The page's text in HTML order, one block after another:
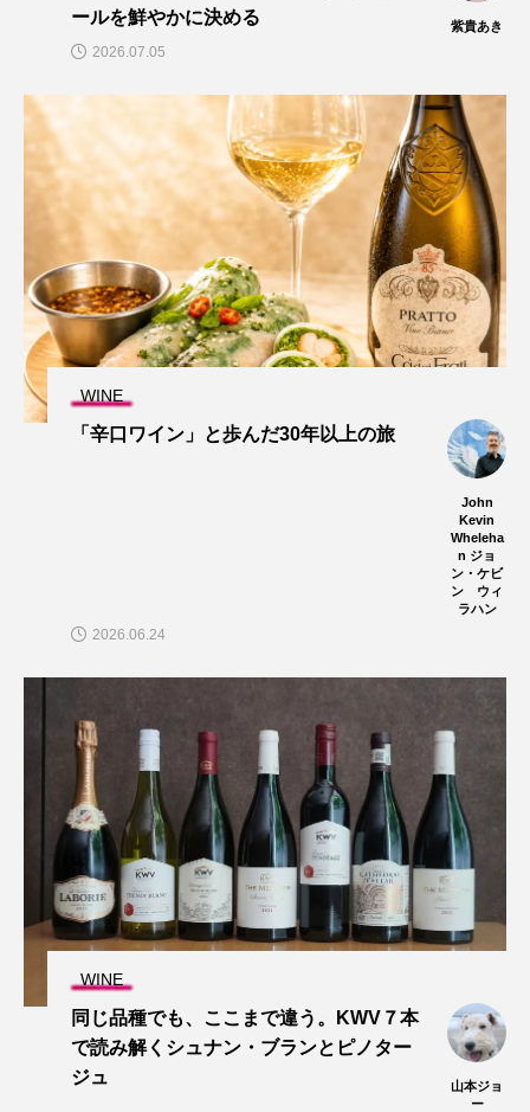
ールを鮮やかに決める
紫貴あき
2026.07.05
WINE
「辛口ワイン」と歩んだ30年以上の旅
John
Kevin
Wheleha
n ジョ
ン・ケビ
ン ウィ
ラハン
2026.06.24
WINE
同じ品種でも、ここまで違う。KWV７本
で読み解くシュナン・ブランとピノター
ジュ
山本ジョ
ー